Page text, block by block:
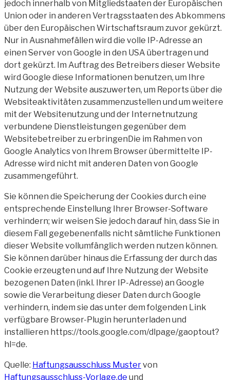
jedoch innerhalb von Mitgliedstaaten der Europäischen
Union oder in anderen Vertragsstaaten des Abkommens
über den Europäischen Wirtschaftsraum zuvor gekürzt.
Nur in Ausnahmefällen wird die volle IP-Adresse an
einen Server von Google in den USA übertragen und
dort gekürzt. Im Auftrag des Betreibers dieser Website
wird Google diese Informationen benutzen, um Ihre
Nutzung der Website auszuwerten, um Reports über die
Websiteaktivitäten zusammenzustellen und um weitere
mit der Websitenutzung und der Internetnutzung
verbundene Dienstleistungen gegenüber dem
Websitebetreiber zu erbringenDie im Rahmen von
Google Analytics von Ihrem Browser übermittelte IP-
Adresse wird nicht mit anderen Daten von Google
zusammengeführt.
Sie können die Speicherung der Cookies durch eine
entsprechende Einstellung Ihrer Browser-Software
verhindern; wir weisen Sie jedoch darauf hin, dass Sie in
diesem Fall gegebenenfalls nicht sämtliche Funktionen
dieser Website vollumfänglich werden nutzen können.
Sie können darüber hinaus die Erfassung der durch das
Cookie erzeugten und auf Ihre Nutzung der Website
bezogenen Daten (inkl. Ihrer IP-Adresse) an Google
sowie die Verarbeitung dieser Daten durch Google
verhindern, indem sie das unter dem folgenden Link
verfügbare Browser-Plugin herunterladen und
installieren https://tools.google.com/dlpage/gaoptout?
hl=de.
Quelle: Haftungsausschluss Mustervon
Haftungsausschluss-Vorlage.de und